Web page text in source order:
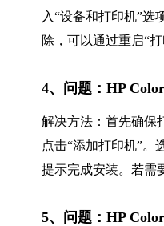
入“设备和打印机”选
除，可以通过重启“
4、问题：HP
解决方法：首先确保
点击“添加打印机”。
提示完成安装。若需
5、问题：HP